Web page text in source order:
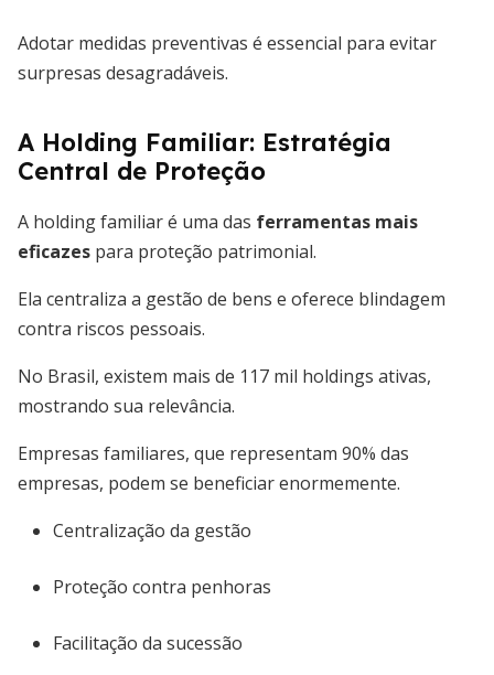
Adotar medidas preventivas é essencial para evitar
surpresas desagradáveis.
A Holding Familiar: Estratégia
Central de Proteção
A holding familiar é uma das ferramentas mais
eficazes para proteção patrimonial.
Ela centraliza a gestão de bens e oferece blindagem
contra riscos pessoais.
No Brasil, existem mais de 117 mil holdings ativas,
mostrando sua relevância.
Empresas familiares, que representam 90% das
empresas, podem se beneficiar enormemente.
Centralização da gestão
Proteção contra penhoras
Facilitação da sucessão